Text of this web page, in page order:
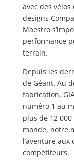
avec des
designs
Maestro
performance
terrain.
Depuis les
de Géant. Au
fabrication,
numéro 1 au
plus de 12
monde, notre
l’aventure
compétiteurs.